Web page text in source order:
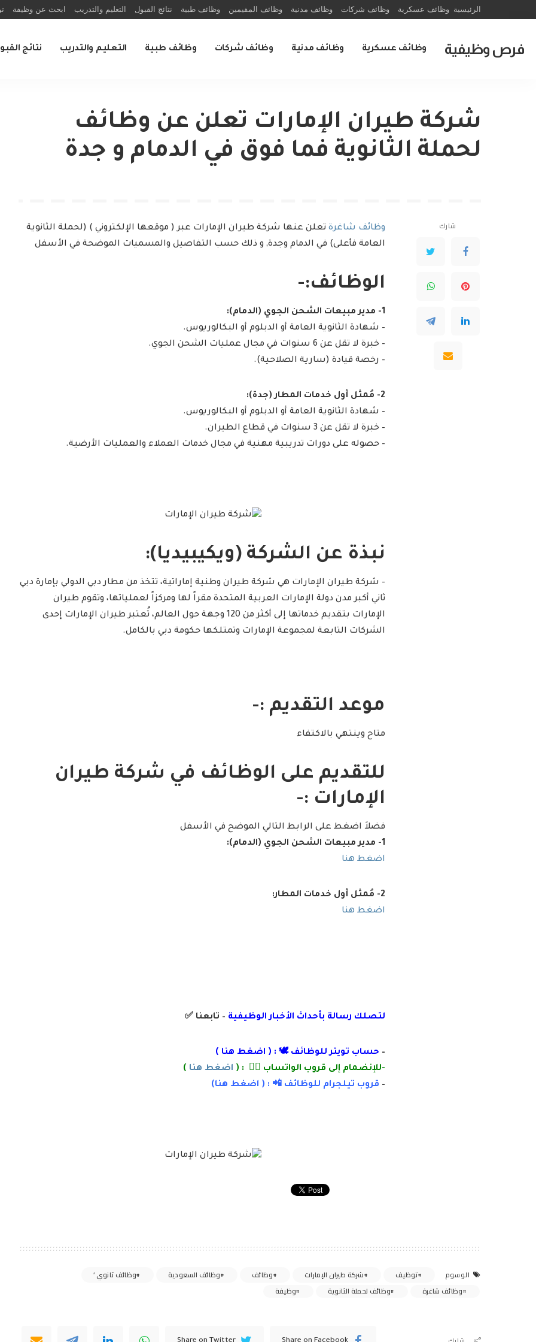
الرئيسية وظائف عسكرية وظائف شركات وظائف مدنية وظائف المقيمين وظائف طبية نتائج القبول التعليم والتدريب ابحث عن وظيفة
فرص وظيفية وظائف عسكرية وظائف مدنية وظائف شركات وظائف طبية التعليم والتدريب نتائج
شركة طيران الإمارات تعلن عن وظائف
لحملة الثانوية فما فوق في الدمام و جدة
شارك وظائف شاغرة تعلن عنها شركة طيران الإمارات عبر ( موقعها الإلكتروني ) (لحملة الثانوية
العامة فأعلى) في الدمام وجدة, و ذلك حسب التفاصيل والمسميات الموضحة في الأسفل
الوظائف:-
1- مدير مبيعات الشحن الجوي (الدمام):
– شهادة الثانوية العامة أو الدبلوم أو البكالوريوس.
– خبرة لا تقل عن 6 سنوات في مجال عمليات الشحن الجوي.
– رخصة قيادة (سارية الصلاحية).
2- مُمثل أول خدمات المطار (جدة):
– شهادة الثانوية العامة أو الدبلوم أو البكالوريوس.
– خبرة لا تقل عن 3 سنوات في قطاع الطيران.
– حصوله على دورات تدريبية مهنية في مجال خدمات العملاء والعمليات الأرضية.
نبذة عن الشركة (ويكيبيديا):
– شركة طيران الإمارات هي شركة طيران وطنية إماراتية، تتخذ من مطار دبي الدولي بإمارة دبي
ثاني أكبر مدن دولة الإمارات العربية المتحدة مقراً لها ومركزاً لعملياتها، وتقوم طيران
الإمارات بتقديم خدماتها إلى أكثر من 120 وجهة حول العالم، تُعتبر طيران الإمارات إحدى
الشركات التابعة لمجموعة الإمارات وتمتلكها حكومة دبي بالكامل.
موعد التقديم :-
متاح وينتهي بالاكتفاء
للتقديم على الوظائف في شركة طيران
الإمارات :-
فضلاَ اضغط على الرابط التالي الموضح في الأسفل
1- مدير مبيعات الشحن الجوي (الدمام):
اضغط هنا
2- مُمثل أول خدمات المطار:
اضغط هنا
لتصلك رسالة بأحداث الأخبار الوظيفية – تابعنا ✅
– حساب تويتر للوظائف 🕊 : ( اضغط هنا )
-للإنضمام إلى قروب الواتساب 👌🏽 : ( اضغط هنا )
– قروب تيلجرام للوظائف 📲 : ( اضغط هنا)
الوسوم توظيف شركة طيران الإمارات وظائف وظائف السعودية
وظائف ثانوي ’
وظائف شاغرة
وظائف لحملة الثانوية وظيفة